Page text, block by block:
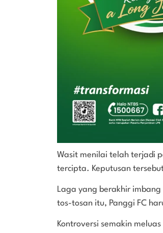
Wasit menilai telah terjadi
tercipta. Keputusan
Laga yang berakhir
tos-tosan itu, Panggi FC
Kontroversi semakin